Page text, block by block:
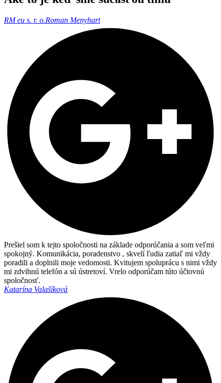
RM eu s. r. o.Roman Menyhart
Prešiel som k tejto spoločnosti na základe odporúčania a som veľmi
spokojný. Komunikácia, poradenstvo , skvelí ľudia zatiaľ mi vždy
poradili a doplnili moje vedomosti. Kvitujem spoluprácu s nimi vždy
mi zdvihnú telefón a sú ústretoví. Vrelo odporúčam túto účtovnú
spoločnosť.
Katarína Valašíková